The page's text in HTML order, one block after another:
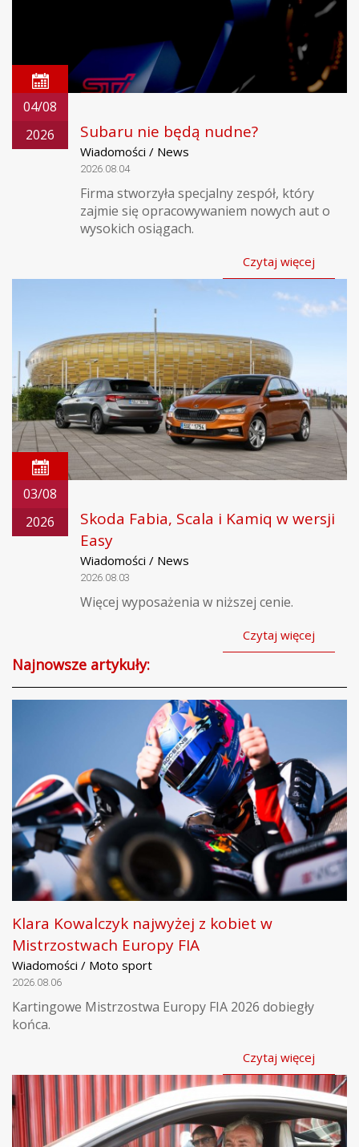
04/08
2026
Subaru nie będą nudne?
Wiadomości / News
2026.08.04
Firma stworzyła specjalny zespół, który
zajmie się opracowywaniem nowych aut o
wysokich osiągach.
Czytaj więcej
03/08
2026
Skoda Fabia, Scala i Kamiq w wersji
Easy
Wiadomości / News
2026.08.03
Więcej wyposażenia w niższej cenie.
Czytaj więcej
Najnowsze artykuły:
Klara Kowalczyk najwyżej z kobiet w
Mistrzostwach Europy FIA
Wiadomości / Moto sport
2026.08.06
Kartingowe Mistrzostwa Europy FIA 2026 dobiegły
końca.
Czytaj więcej